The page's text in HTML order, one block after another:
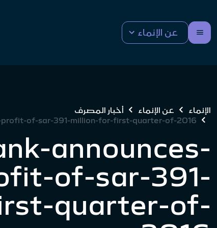
عن الإنماء
الإنماء عن الإنماء
أخبار المصرف
profit-of-sar-391-million-for-first-quarter-of-2016
announces-
of-sar-391-
quarter-of-